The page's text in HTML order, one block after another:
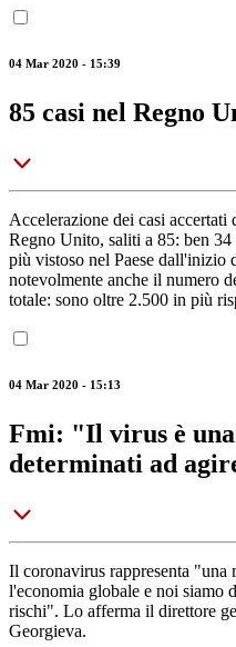
04 Mar 2020 - 15:39
85 casi nel Regno
Accelerazione dei casi
Regno Unito, saliti a 85: ben
più vistoso nel Paese dall'inizio
notevolmente anche il numero
totale: sono oltre 2.500 in più
04 Mar 2020 - 15:13
Fmi: "Il virus è
determinati ad
Il coronavirus rappresenta "una
l'economia globale e noi siamo
rischi". Lo afferma il direttore
Georgieva.